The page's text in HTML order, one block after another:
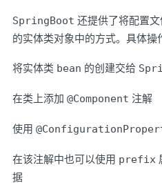
SpringBoot 还提供了将配置
的实体类对象中的方式。具体操
将实体类 bean 的创建交给
在类上添加 @Component 注解
使用
在该注解中也可以使用 prefix
据